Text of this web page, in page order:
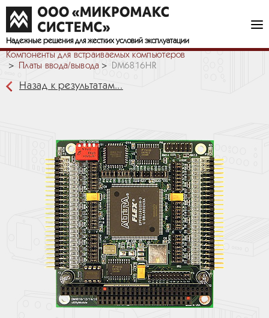
Надежные решения для жестких условий эксплуатации
Компоненты для встраиваемых компьютеров
Платы ввода/вывода
DM6816HR
Назад к результатам...